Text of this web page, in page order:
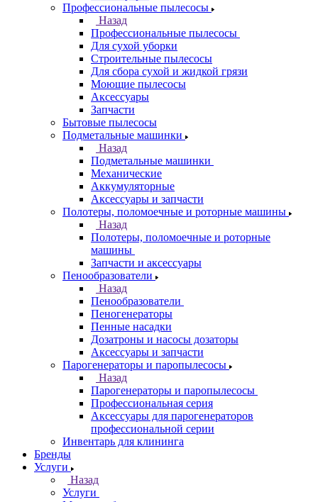
Профессиональные пылесосы
Назад
Профессиональные пылесосы
Для сухой уборки
Строительные пылесосы
Для сбора сухой и жидкой грязи
Моющие пылесосы
Аксессуары
Запчасти
Бытовые пылесосы
Подметальные машинки
Назад
Подметальные машинки
Механические
Аккумуляторные
Аксессуары и запчасти
Полотеры, поломоечные и роторные машины
Назад
Полотеры, поломоечные и роторные
машины
Запчасти и аксессуары
Пенообразователи
Назад
Пенообразователи
Пеногенераторы
Пенные насадки
Дозатроны и насосы дозаторы
Аксессуары и запчасти
Парогенераторы и паропылесосы
Назад
Парогенераторы и паропылесосы
Профессиональная серия
Аксессуары для парогенераторов
профессиональной серии
Инвентарь для клининга
Бренды
Услуги
Назад
Услуги